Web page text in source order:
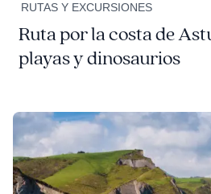
RUTAS Y EXCURSIONES
Ruta por la costa de
playas y dinosaurios